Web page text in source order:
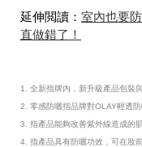
延伸閲讀： 室內也要
直做錯了！
1. 全新指牌内，新升級產品包裝與
2. 零感防曬指品牌對OLAY輕透防
3. 指產品能夠改善紫外線造成的
4. 指產品具有防曬功效，可在妝前